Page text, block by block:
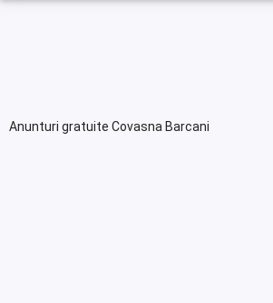
Anunturi gratuite Covasna Barcani